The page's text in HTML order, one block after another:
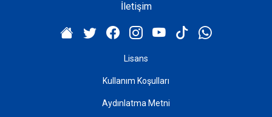
İletişim
Lisans
Kullanım Koşulları
Aydınlatma Metni